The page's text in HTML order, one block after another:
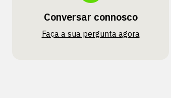
Conversar connosco
Faça a sua pergunta agora